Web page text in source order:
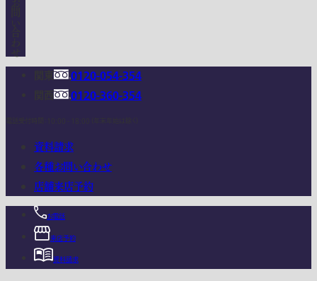
0120-054-354
0120-360-354
資料請求
各種お問い合わせ
店舗来店予約
お電話
来店予約
資料請求